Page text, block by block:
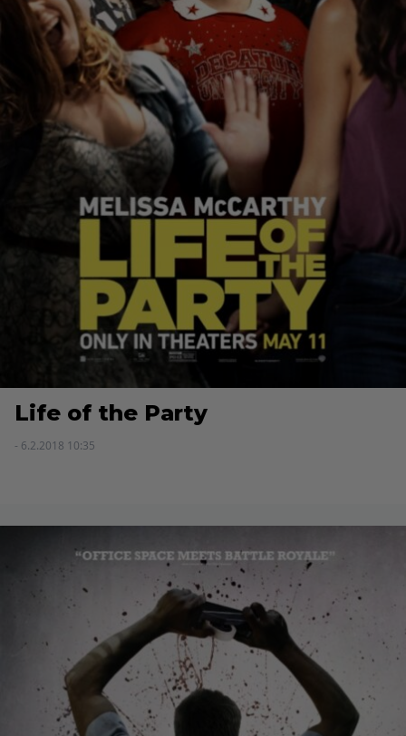
Life of the Party
- 6.2.2018 10:35